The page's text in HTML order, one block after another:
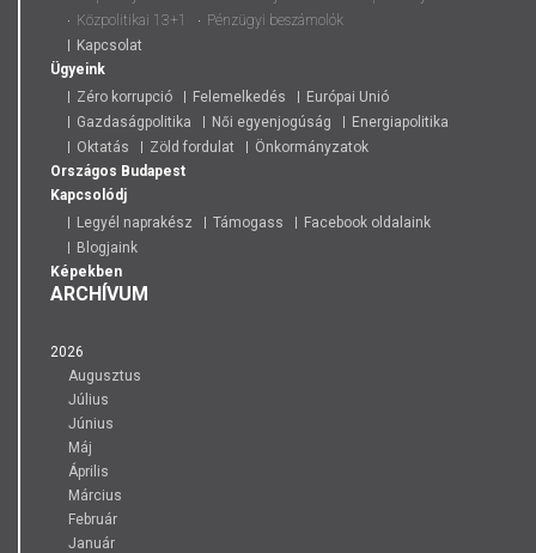
Közpolitikai 13+1
Pénzügyi beszámolók
Kapcsolat
Ügyeink
Zéro korrupció
Felemelkedés
Európai Unió
Gazdaságpolitika
Női egyenjogúság
Energiapolitika
Oktatás
Zöld fordulat
Önkormányzatok
Országos Budapest
Kapcsolódj
Legyél naprakész
Támogass
Facebook oldalaink
Blogjaink
Képekben
ARCHÍVUM
2026
Augusztus
Július
Június
Máj
Április
Március
Február
Január